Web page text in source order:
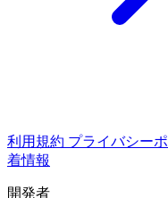
利用規約 プライバシー
着情報
開発者